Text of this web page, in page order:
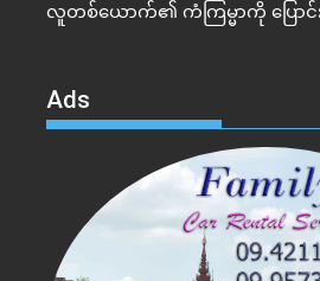
လူတစ်ယောက်၏ ကံကြမ္မာကို ပြောင်
Ads